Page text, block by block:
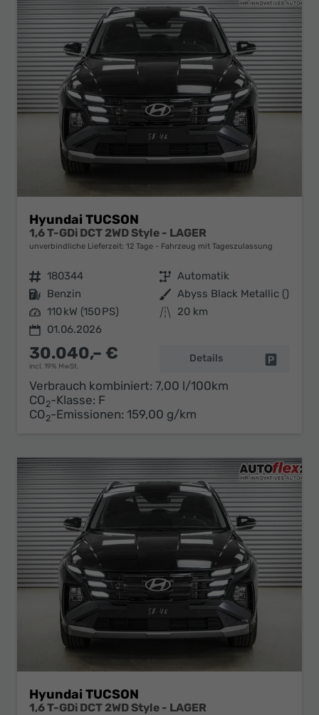
Hyundai TUCSON
1,6 T-GDi DCT 2WD Style - LAGER
unverbindliche Lieferzeit: 12 Tage Fahrzeug mit Tageszulassung
Fahrzeugnr. 180344 Getriebe Automatik
Kraftstoff Benzin Außenfarbe Abyss Black Metallic ()
Leistung 110 kW (150 PS) Kilometerstand
20 km
01.06.2026
30.040,– €
incl. 19% MwSt.
Details
Verbrauch kombiniert: 7,00 l/100km
CO2-Klasse: F
CO2-Emissionen: 159,00 g/km
Hyundai TUCSON
1,6 T-GDi DCT 2WD Style - LAGER